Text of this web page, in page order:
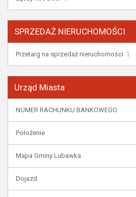
SPRZEDAŻ NIERUCHOMOŚCI
Przetarg na sprzedaż nieruchomości
Urząd Miasta
NUMER RACHUNKU BANKOWEGO
Położenie
Mapa Gminy Lubawka
Dojazd